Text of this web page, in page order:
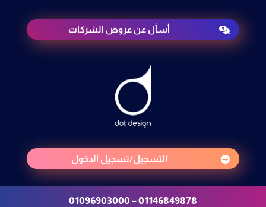
 أسأل عن عروض الشركات
 التسجيل/تسجيل الدخول
01146849878 – 01096903000